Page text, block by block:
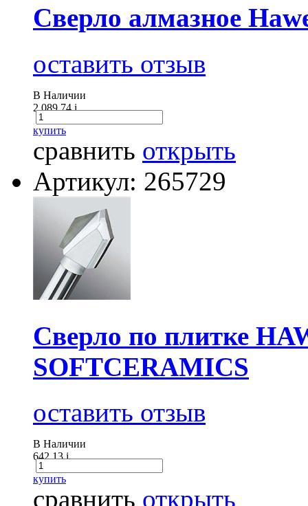
Сверло алмазное
оставить отзыв
В Наличии
2 089.74i
купить
сравнить открыть
Артикул: 265729
Сверло по плитке
SOFTCERAMICS
оставить отзыв
В Наличии
642.13i
купить
сравнить открыть